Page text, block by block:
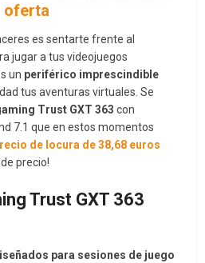
oferta
es sentarte frente al
jugar a tus videojuegos
un periférico imprescindible
tus aventuras virtuales. Se
Trust GXT 363 con
7.1 que en estos momentos
de locura de 38,68 euros
precio!
Trust GXT 363
para sesiones de juego